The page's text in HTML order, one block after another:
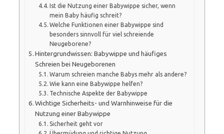
Ist die Nutzung einer Babywippe sicher, wenn
mein Baby häufig schreit?
Welche Funktionen einer Babywippe sind
besonders sinnvoll für viel schreiende
Neugeborene?
Hintergrundwissen: Babywippe und häufiges
Schreien bei Neugeborenen
Warum schreien manche Babys mehr als andere?
Wie kann eine Babywippe helfen?
Technische Aspekte der Babywippe
Wichtige Sicherheits- und Warnhinweise für die
Nutzung einer Babywippe
Sicherheit geht vor